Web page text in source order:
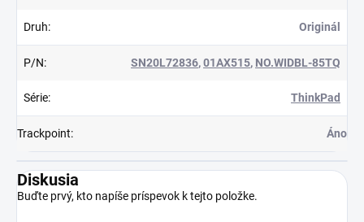
Druh: Originál
P/N: SN20L72836,01AX515, NO.WIDBL-85TQ
Série: ThinkPad
Trackpoint: Áno
Diskusia
Buďte prvý, kto napíše príspevok k tejto položke.